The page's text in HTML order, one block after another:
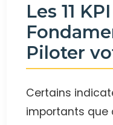
Les 11 KPI
Piloter
Certains
importants que